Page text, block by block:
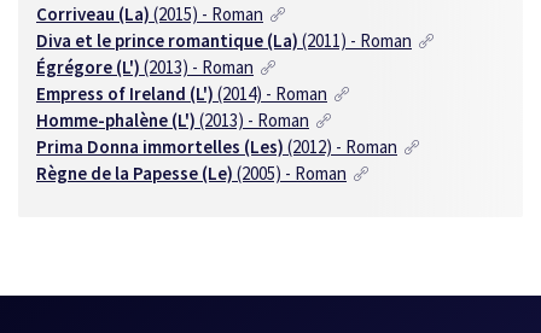
Corriveau (La) (2015) - Roman
Diva et le prince romantique (La) (2011) - Roman
Égrégore (L') (2013) - Roman
Empress of Ireland (L') (2014) - Roman
Homme-phalène (L') (2013) - Roman
Prima Donna immortelles (Les) (2012) - Roman
Règne de la Papesse (Le) (2005) - Roman